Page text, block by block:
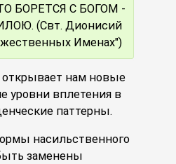
БОРЕТСЯ С БОГОМ -
(Свт. Дионисий
Именах")
открывает нам новые
уровни вплетения в
паттерны.
насильственного
заменены